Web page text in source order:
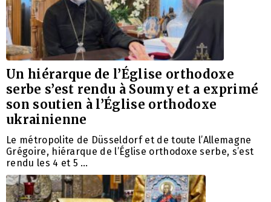
Un hiérarque de l’Église orthodoxe
serbe s’est rendu à Soumy et a exprimé
son soutien à l’Église orthodoxe
ukrainienne
Le métropolite de Düsseldorf et de toute l’Allemagne
Grégoire, hiérarque de l’Église orthodoxe serbe, s’est
rendu les 4 et 5 …